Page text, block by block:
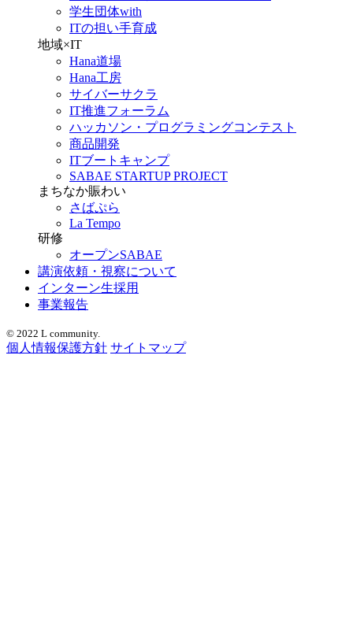
学生団体with
ITの担い手育成
地域×IT
Hana道場
Hana工房
サイバーサクラ
IT推進フォーラム
ハッカソン・プログラミングコンテスト
商品開発
ITブートキャンプ
SABAE STARTUP PROJECT
まちなか賑わい
さばぷら
La Tempo
研修
オープンSABAE
講演依頼・視察について
インターン生採用
事業報告
© 2022 L community.
個人情報保護方針 サイトマップ